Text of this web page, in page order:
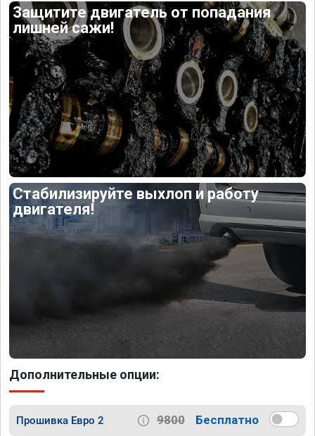
Защитите двигатель от попадания
лишней сажи!
Стабилизируйте выхлоп и работу
двигателя!
Дополнительные опции:
Прошивка Евро 2 9800 Бесплатно